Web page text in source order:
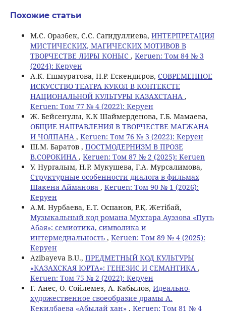
Похожие статьи
М.С. Оразбек, С.C. Сагидуллиева, ИНТЕРПРЕТАЦИЯ
МИСТИЧЕСКИХ, МАГИЧЕСКИХ МОТИВОВ В
ТВОРЧЕСТВЕ ЛИРЫ КОНЫС , Keruen: Том 84 № 3
(2024): Керуен
А.К. Ешмуратова, Н.Р. Ескендиров, СОВРЕМЕННОЕ
ИСКУССТВО ТЕАТРА КУКОЛ В КОНТЕКСТЕ
НАЦИОНАЛЬНОЙ КУЛЬТУРЫ КАЗАХСТАНА ,
Keruen: Том 77 № 4 (2022): Керуен
Ж. Бейсенулы, К.К Шаймерденова, Г.Б. Мамаева,
ОБЩИЕ НАПРАВЛЕНИЯ В ТВОРЧЕСТВЕ МАГЖАНА
И ЧОЛПАНА , Keruen: Том 76 № 3 (2022): Керуен
Ш.М. Баратов , ПОСТМОДЕРНИЗМ В ПРОЗЕ
В.СОРОКИНА , Keruen: Том 87 № 2 (2025): Keruen
У. Нургалым, Н.Р. Мукушева, Г.А. Мурсалимова,
Структурные особенности диалога в фильмах
Шакена Айманова , Keruen: Том 90 № 1 (2026):
Керуен
А.М. Нурбаева, Е.Т. Оспанов, Р.Қ. Жетібай,
Музыкальный код романа Мухтара Ауэзова «Путь
Абая»: семиотика, символика и
интермедиальность , Keruen: Том 89 № 4 (2025):
Керуен
Azibayeva B.U., ПРЕДМЕТНЫЙ КОД КУЛЬТУРЫ
«КАЗАХСКАЯ ЮРТА»: ГЕНЕЗИС И СЕМАНТИКА ,
Keruen: Том 75 № 2 (2022): Керуен
Г. Анес, О. Сойлемез, А. Кабылов, Идеально-
художественное своеобразие драмы А.
Кекилбаева «Абылай хан» , Keruen: Том 81 № 4